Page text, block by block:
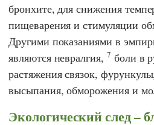
бронхите, для снижения
пищеварения и стимуляции
Другими показаниями в
являются невралгия, 7 боли в
растяжения связок,
высыпания, обморожения и
Экологический след –